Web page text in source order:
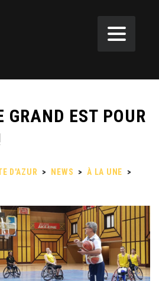
GRAND EST POUR
D'AZUR > NEWS > À LA UNE
>